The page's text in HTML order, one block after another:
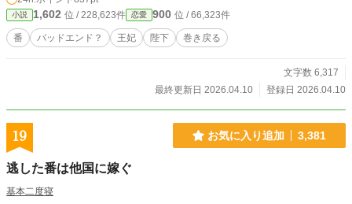
これでスノーの、人生は終わりのはずだった。 だが次に目を覚ますと、スノ
ーは三年前の結婚式当日に戻っていた。何度死んでも、何度拒絶しても、結婚式
の誓いの瞬間へと戻される。 番から逃れようと、スノーは何度も死を選ぶが
――。
小説 1,602 位 / 228,623件 恋愛 900 位 / 66,323件
番 バッドエンド？ 王妃 陛下 巻き戻る
文字数 6,317
最終更新日 2026.04.10
登録日 2026.04.10
19 お気に入り追加 3,381
逃した番は他国に嫁ぐ
基本二度寝